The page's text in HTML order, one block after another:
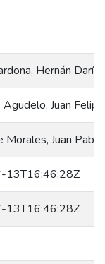
Hernán Darío
Juan Felipe
Juan Pablo
13T16:46:28Z
13T16:46:28Z